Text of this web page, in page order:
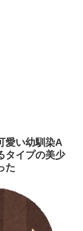
愛い幼馴染A
タイプの美少
た